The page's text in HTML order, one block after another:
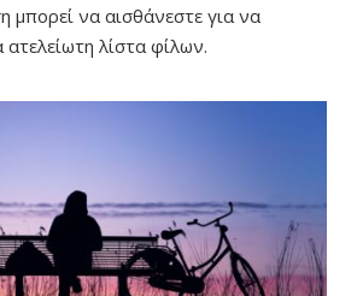
μπορεί να αισθάνεστε για να
ατελείωτη λίστα φίλων.